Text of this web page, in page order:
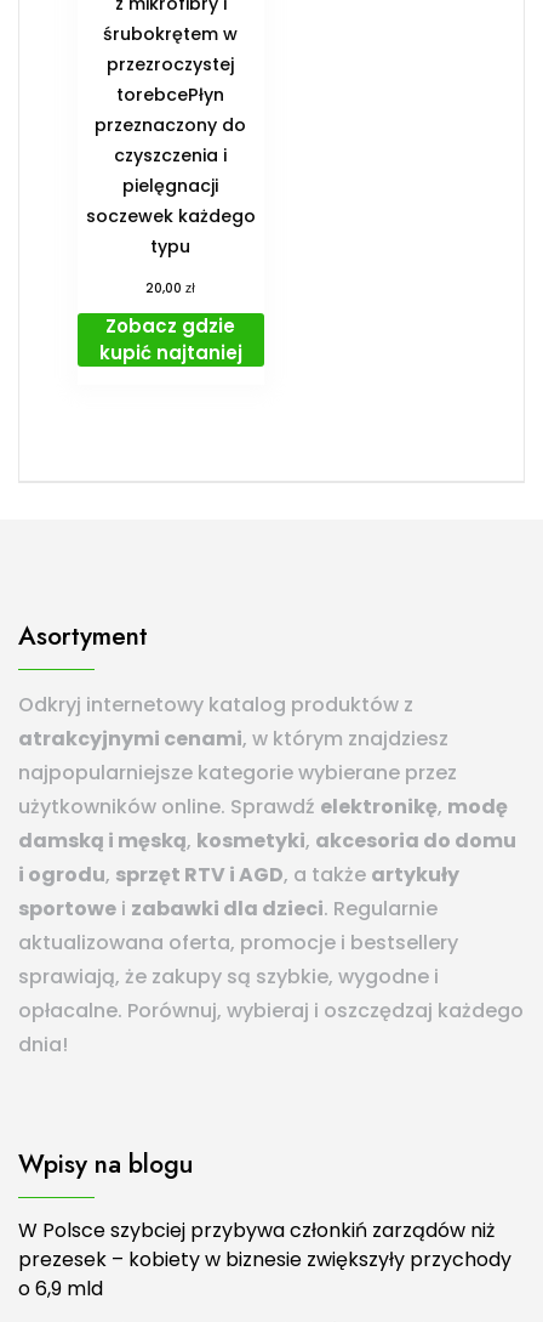
śrubokrętem w
przezroczystej
torebcePłyn
przeznaczony do
czyszczenia i
pielęgnacji
soczewek każdego
typu
20,00zł
Zobacz gdzie
kupić najtaniej
Asortyment
Odkryj internetowy katalog produktów z
atrakcyjnymi cenami, w którym znajdziesz
najpopularniejsze kategorie wybierane przez
użytkowników online. Sprawdź elektronikę, modę
damską i męską, kosmetyki, akcesoria do domu
i ogrodu, sprzęt RTV i AGD, a także artykuły
sportowe i zabawki dla dzieci. Regularnie
aktualizowana oferta, promocje i bestsellery
sprawiają, że zakupy są szybkie, wygodne i
opłacalne. Porównuj, wybieraj i oszczędzaj każdego
dnia!
Wpisy na blogu
W Polsce szybciej przybywa członkiń zarządów niż
prezesek – kobiety w biznesie zwiększyły przychody
o 6,9 mld